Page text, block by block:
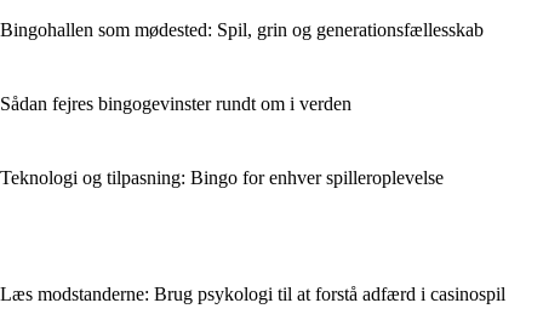
Bingohallen som mødested: Spil, grin og generationsfællesskab
Sådan fejres bingogevinster rundt om i verden
Teknologi og tilpasning: Bingo for enhver spilleroplevelse
Læs modstanderne: Brug psykologi til at forstå adfærd i casinospil